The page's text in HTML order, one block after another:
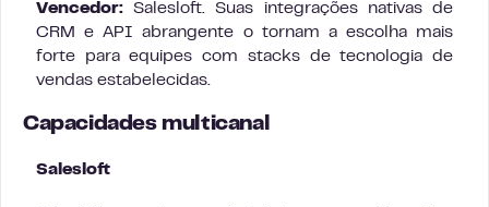
Vencedor: Salesloft. Suas integrações nativas de
CRM e API abrangente o tornam a escolha mais
forte para equipes com stacks de tecnologia de
vendas estabelecidas.
Capacidades multicanal
Salesloft